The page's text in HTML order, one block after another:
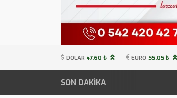
DOLAR 47.60 ₺ EURO 55.05 ₺
SON DAKİKA